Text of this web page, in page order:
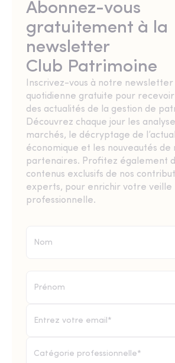
Abonnez-vous
gratuitement à la
newsletter
Club Patrimoine
Inscrivez-vous à notre newsletter
quotidienne gratuite pour recevoir
des actualités de la gestion de
Découvrez chaque jour les
marchés, le décryptage de
économique et les nouveautés de
partenaires. Profitez également
contenus exclusifs de nos
experts, pour enrichir votre veille
professionnelle.
Catégorie professionnelle*